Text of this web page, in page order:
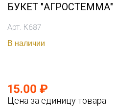
БУКЕТ "АГРОСТЕММА"
Арт. К687
В наличии
15.00 ₽
Цена за единицу товара